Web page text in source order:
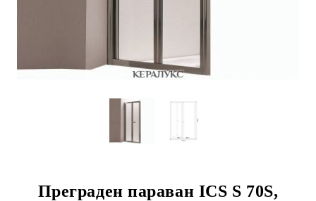
Преграден параван ICS S 70S,